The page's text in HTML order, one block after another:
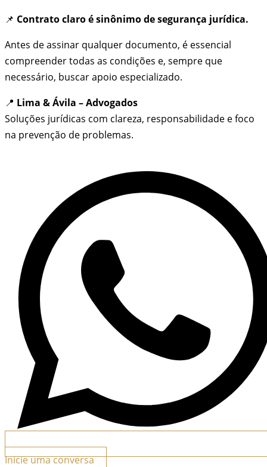
📌 Contrato claro é sinônimo de segurança jurídica.
Antes de assinar qualquer documento, é essencial
compreender todas as condições e, sempre que
necessário, buscar apoio especializado.
📍 Lima & Ávila – Advogados
Soluções jurídicas com clareza, responsabilidade e foco
na prevenção de problemas.
Inicie uma conversa